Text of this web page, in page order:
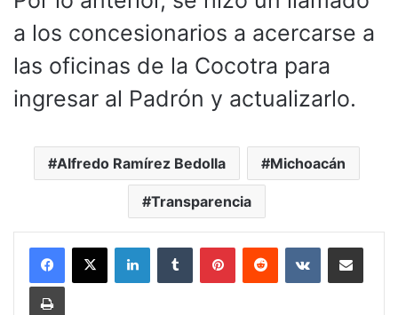
a los concesionarios a acercarse a
las oficinas de la Cocotra para
ingresar al Padrón y actualizarlo.
Alfredo Ramírez Bedolla Michoacán
Transparencia
LinkedInTumblr PinterestReddit VKontakteCompartir por
Imprimir